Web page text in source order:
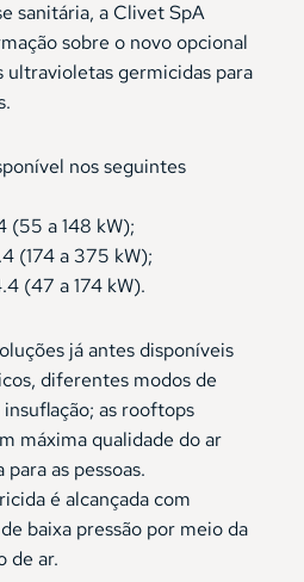
sanitária, a Clivet SpA
sobre o novo opcional
ultravioletas germicidas para
nos seguintes
(55 a 148 kW);
(174 a 375 kW);
(47 a 174 kW).
já antes disponíveis
diferentes modos de
as rooftops
máxima qualidade do ar
as pessoas.
é alcançada com
baixa pressão por meio da
de ar.